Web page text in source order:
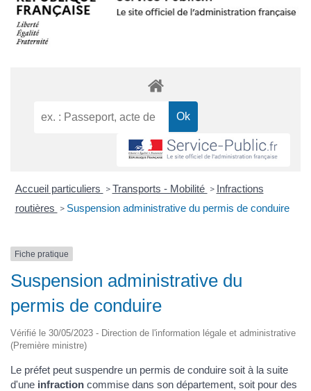
Accueil particuliers > Transports - Mobilité > Infractions
routières > Suspension administrative du permis de conduire
Fiche pratique
Suspension administrative du
permis de conduire
Vérifié le 30/05/2023 - Direction de l'information légale et administrative
(Première ministre)
Le préfet peut suspendre un permis de conduire soit à la suite
d'une infraction commise dans son département, soit pour des